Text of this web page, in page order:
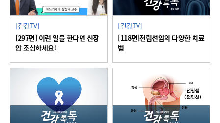
[건강TV]
[297편] 이런 일을 한다면 신장
암 조심하세요!
[건강TV]
[118편]전립선암의 다양한 치료
법